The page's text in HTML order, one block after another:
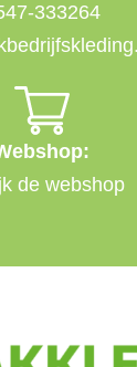
333264
de webshop